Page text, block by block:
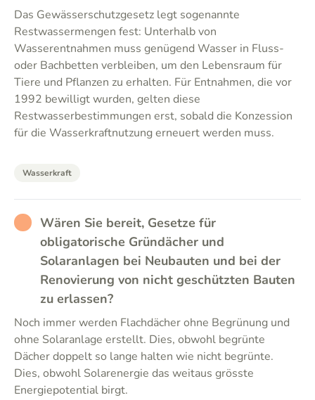
Das Gewässerschutzgesetz legt sogenannte
Restwassermengen fest: Unterhalb von
Wasserentnahmen muss genügend Wasser in Fluss-
oder Bachbetten verbleiben, um den Lebensraum für
Tiere und Pflanzen zu erhalten. Für Entnahmen, die vor
1992 bewilligt wurden, gelten diese
Restwasserbestimmungen erst, sobald die Konzession
für die Wasserkraftnutzung erneuert werden muss.
Wasserkraft
RATHER_BAD
Wären Sie bereit, Gesetze für
obligatorische Gründächer und
Solaranlagen bei Neubauten und bei der
Renovierung von nicht geschützten Bauten
zu erlassen?
Noch immer werden Flachdächer ohne Begrünung und
ohne Solaranlage erstellt. Dies, obwohl begrünte
Dächer doppelt so lange halten wie nicht begrünte.
Dies, obwohl Solarenergie das weitaus grösste
Energiepotential birgt.